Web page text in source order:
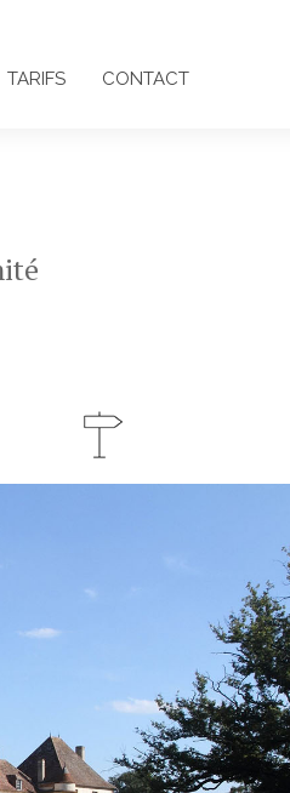
TARIFS CONTACT